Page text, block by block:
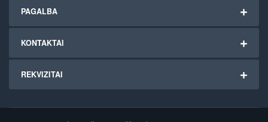
PAGALBA
KONTAKTAI
REKVIZITAI